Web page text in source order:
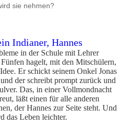
sie nehmen?
Indianer, Hannes
in der Schule mit Lehrer
hagelt, mit den Mitschülern,
Er schickt seinem Onkel Jonas
der schreibt prompt zurück und
Das, in einer Vollmondnacht
läßt einen für alle anderen
der Hannes zur Seite steht. Und
das Leben leichter.